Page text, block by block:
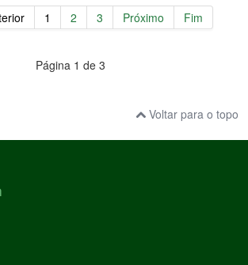
1 2 3 Próximo Fim
Página 1 de 3
Voltar para o topo